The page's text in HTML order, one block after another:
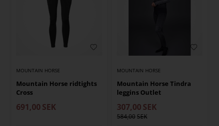
MOUNTAIN HORSE
Mountain Horse ridtights
Cross
691,00 SEK
MOUNTAIN HORSE
Mountain Horse Tindra
leggins Outlet
307,00 SEK
584,00